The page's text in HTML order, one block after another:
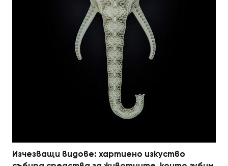
Изчезващи видове: хартиено изкуство